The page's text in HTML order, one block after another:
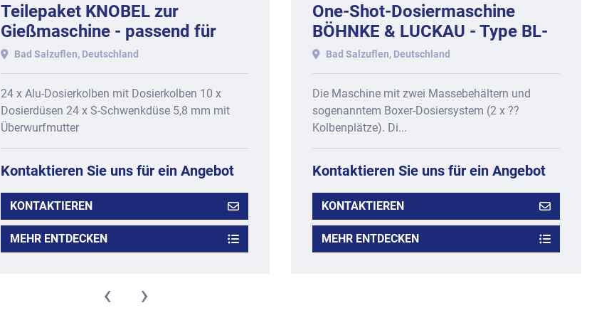
Teilepaket KNOBEL zur
Gießmaschine - passend für
Type CCM-12, bestehend aus:
Bad Salzuflen, Deutschland
24 x Alu-Dosierkolben mit Dosierkolben 10 x
Dosierdüsen 24 x S-Schwenkdüse 5,8 mm mit
Überwurfmutter
Kontaktieren Sie uns für ein Angebot
KONTAKTIEREN
MEHR ENTDECKEN
One-Shot-Dosiermaschine
BÖHNKE & LUCKAU - Type BL-
3D-OSL, Baujahr 2017
Bad Salzuflen, Deutschland
Die Maschine mit zwei Massebehältern und
sogenanntem Boxer-Dosiersystem (2 x ??
Kolbenplätze). Di...
Kontaktieren Sie uns für ein Angebot
KONTAKTIEREN
MEHR ENTDECKEN
‹ ›